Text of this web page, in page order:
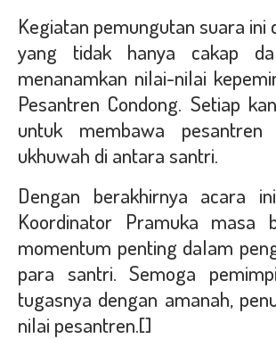
Kegiatan pemungutan suara
yang tidak hanya cakap
menanamkan nilai-nilai
Pesantren Condong. Setiap
untuk membawa
ukhuwah di antara santri.
Dengan berakhirnya acara
Koordinator Pramuka
momentum penting dalam
para santri. Semoga
tugasnya dengan amanah,
nilai pesantren.[]